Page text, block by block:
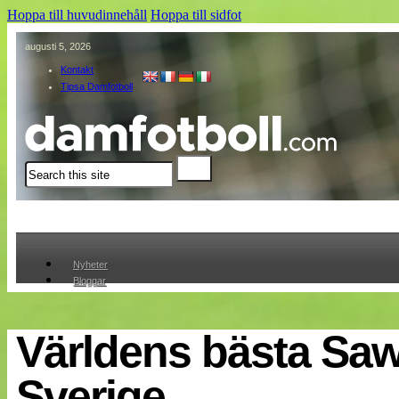
Hoppa till huvudinnehåll Hoppa till sidfot
augusti 5, 2026
Kontakt
Tipsa Damfotboll
Sök
Nyheter
Bloggar
Cuper
Medlemmar
Medlemsbilder
Om oss
Världens bästa